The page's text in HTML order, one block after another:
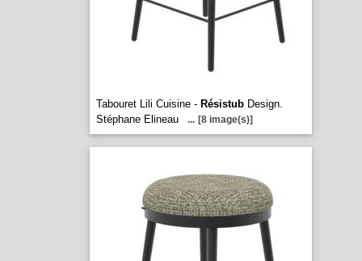
Tabouret Lili Cuisine - RésistubDesign.
Stéphane Elineau
... [8 image(s)]